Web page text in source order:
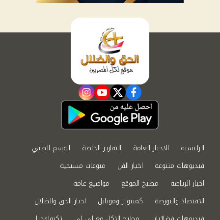
facebook
twitter
youtube
instagram
الرئيسية الاخبار العامة التقارير الخاصة
القسم الطبي
فيديوهات متنوعة
اخبار الفن
منوعات مسيحية
اخبار الرياضة
مطبخ الموقع
مواضيع عامة
الاقتصاد والبورصة
كمبيوتر وموبايل
اخبار الحق والضلال